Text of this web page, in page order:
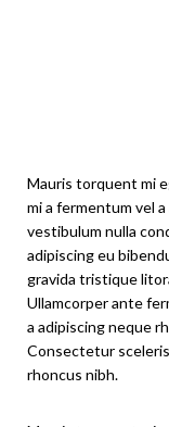
Mauris torquent mi
mi a fermentum vel
vestibulum nulla
adipiscing eu
gravida tristique
Ullamcorper ante
a adipiscing neque
Consectetur
rhoncus nibh.